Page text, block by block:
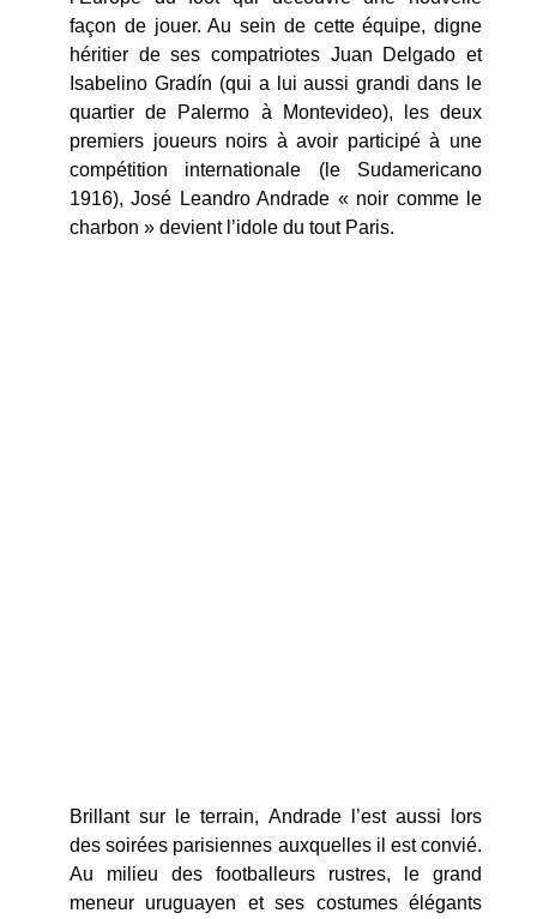
façon de jouer. Au sein de cette équipe, digne
héritier de ses compatriotes Juan Delgado et
Isabelino Gradín (qui a lui aussi grandi dans le
quartier de Palermo à Montevideo), les deux
premiers joueurs noirs à avoir participé à une
compétition internationale (le Sudamericano
1916), José Leandro Andrade « noir comme le
charbon » devient l’idole du tout Paris.
Brillant sur le terrain, Andrade l’est aussi lors
des soirées parisiennes auxquelles il est convié.
Au milieu des footballeurs rustres, le grand
meneur uruguayen et ses costumes élégants